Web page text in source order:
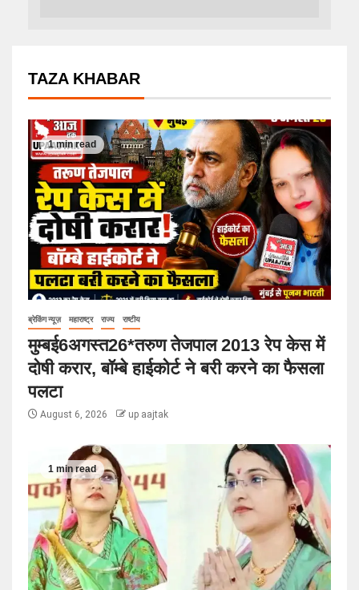
TAZA KHABAR
1 min read
ब्रेकिंग न्यूज़ महाराष्ट्र राज्य राष्टीय
मुम्बई6अगस्त26*तरुण तेजपाल 2013 रेप केस में
दोषी करार, बॉम्बे हाईकोर्ट ने बरी करने का फैसला
पलटा
August 6, 2026 up aajtak
1 min read